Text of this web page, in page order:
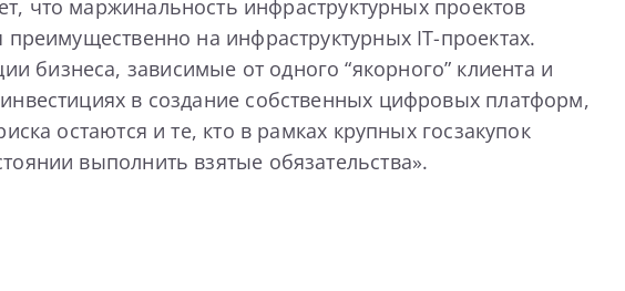
что маржинальность инфраструктурных проектов
на инфраструктурных IT-проектах.
бизнеса, зависимые от одного “якорного” клиента и
в создание собственных цифровых платформ,
остаются и те, кто в рамках крупных госзакупок
выполнить взятые обязательства».